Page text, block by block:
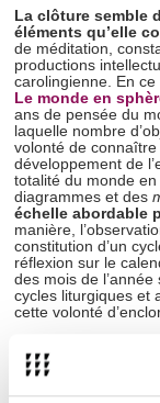
La clôture semble
éléments qu’elle
de méditation,
productions
carolingienne. En ce
Le monde en
ans de pensée du
laquelle nombre
volonté de
développement de
totalité du monde
diagrammes et des
échelle abordable
manière,
constitution d’un
réflexion sur le
des mois de
cycles liturgiques et
cette volonté
qui, en recréant le
en ordre
variété de nature de